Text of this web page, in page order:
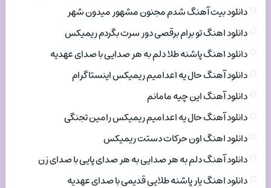
دانلود بیت آهنگ شدم مجنون مشهور میدون شهر
دانلود اهنگ تو برام برقصی دور سرت بگردم ریمیکس
دانلود اهنگ پاشنه طلا دلم به هر صدایی با صدای عهدیه
دانلود آهنگ حال یه اعدامیم ریمیکس اینستاگرام
دانلود آهنگ این چیه مامانم
دانلود آهنگ حال یه اعدامیم ریمیکس رامین تجنگی
دانلود اهنگ اون حرکات دستت ریمیکس
دانلود آهنگ دلم به هر صدایی به هر صدای پایی با صدای زن
دانلود اهنگ یار پاشنه طلایی قدیمی با صدای عهدیه